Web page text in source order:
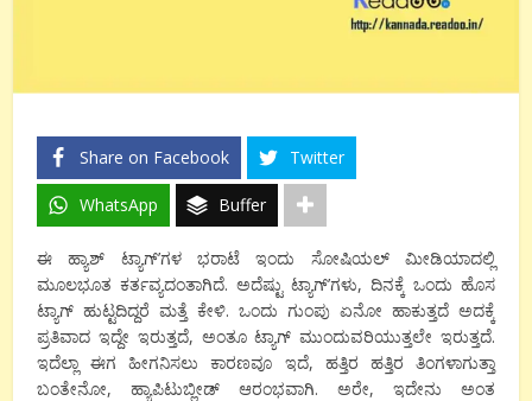
Share on Facebook Twitter
WhatsApp Buffer
ಈ ಹ್ಯಾಶ್ ಟ್ಯಾಗ್’ಗಳ ಭರಾಟೆ ಇಂದು ಸೋಷಿಯಲ್ ಮೀಡಿಯಾದಲ್ಲಿ
ಮೂಲಭೂತ ಕರ್ತವ್ಯದಂತಾಗಿದೆ. ಅದೆಷ್ಟು ಟ್ಯಾಗ್’ಗಳು, ದಿನಕ್ಕೆ ಒಂದು ಹೊಸ
ಟ್ಯಾಗ್ ಹುಟ್ಟದಿದ್ದರೆ ಮತ್ತೆ ಕೇಳಿ. ಒಂದು ಗುಂಪು ಏನೋ ಹಾಕುತ್ತದೆ ಅದಕ್ಕೆ
ಪ್ರತಿವಾದ ಇದ್ದೇ ಇರುತ್ತದೆ, ಅಂತೂ ಟ್ಯಾಗ್ ಮುಂದುವರಿಯುತ್ತಲೇ ಇರುತ್ತದೆ.
ಇದೆಲ್ಲಾ ಈಗ ಹೀಗನಿಸಲು ಕಾರಣವೂ ಇದೆ, ಹತ್ತಿರ ಹತ್ತಿರ ತಿಂಗಳಾಗುತ್ತಾ
ಬಂತೇನೋ, ಹ್ಯಾಪಿಟುಬ್ಲೀಡ್ ಆರಂಭವಾಗಿ. ಅರೇ, ಇದೇನು ಅಂತ